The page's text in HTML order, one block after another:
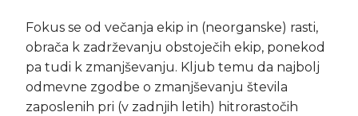
Fokus se od večanja ekip in (neorganske) rasti,
obrača k zadrževanju obstoječih ekip, ponekod
pa tudi k zmanjševanju. Kljub temu da najbolj
odmevne zgodbe o zmanjševanju števila
zaposlenih pri (v zadnjih letih) hitrorastočih